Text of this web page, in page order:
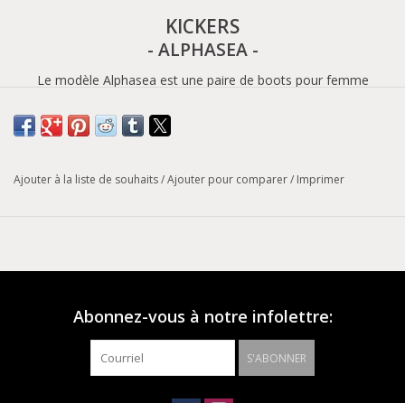
KICKERS
- ALPHASEA -
Le modèle Alphasea est une paire de boots pour femme
doublure 60% synthétique 40% textile. Ces boots possèdent une
Styles: Ville
Saison: Automne/Hiver
Doublure: 60% Synthétique 40% Textile
Ajouter à la liste de souhaits/Ajouter pour comparer/ Imprimer
Abonnez-vous à notre infolettre:
S'ABONNER